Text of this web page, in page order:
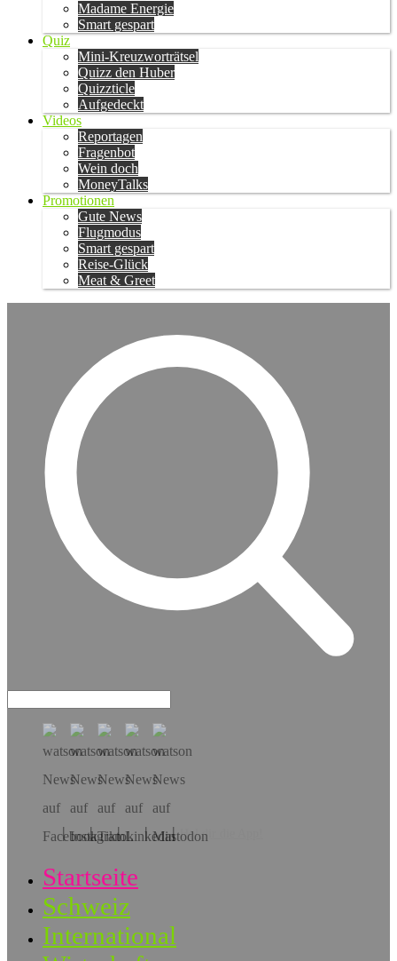
Madame Energie
Smart gespart
Quiz
Mini-Kreuzworträtsel
Quizz den Huber
Quizzticle
Aufgedeckt
Videos
Reportagen
Fragenbot
Wein doch
MoneyTalks
Promotionen
Gute News
Flugmodus
Smart gespart
Reise-Glück
Meat & Greet
Hol dir die App!
Startseite
Schweiz
International